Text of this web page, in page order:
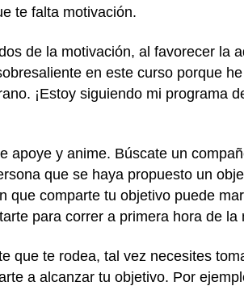
te falta motivación.
de la motivación, al favorecer la
en este curso porque
¡Estoy siguiendo mi programa
apoye y anime. Búscate un
que se haya propuesto un
que comparte tu objetivo puede
para correr a primera hora de la
que te rodea, tal vez necesites
a alcanzar tu objetivo. Por